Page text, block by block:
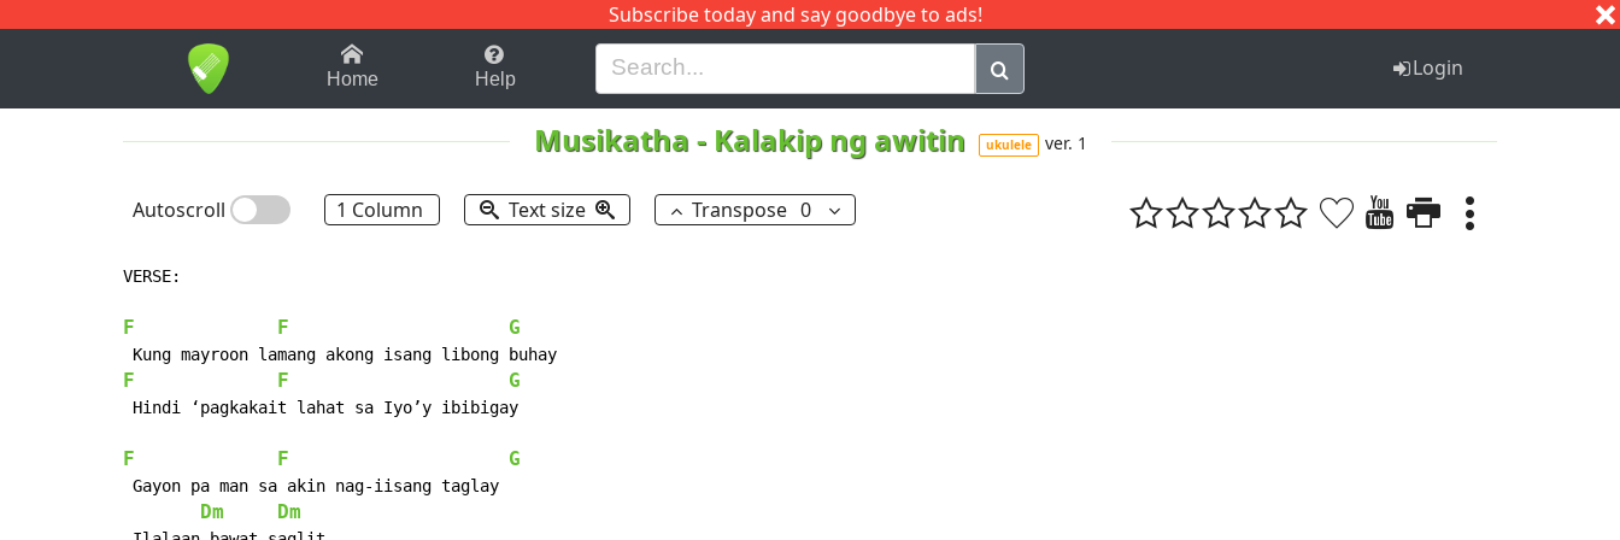
Subscribe today and say goodbye to ads!
1-9 B H I J Q
Home Help Login
Musikatha - Kalakip ng awitin ukulele ver. 1
Autoscroll 1 Column Text size Transpose 0
VERSE:
F F G
F F G
Hindi ‘pagkakait lahat sa Iyo’y ibibigay
F F G
Gayon pa man sa akin nag-iisang taglay
Dm Dm